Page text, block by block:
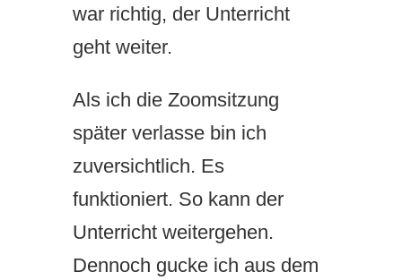
war richtig, der Unterricht
geht weiter.
Als ich die Zoomsitzung
später verlasse bin ich
zuversichtlich. Es
funktioniert. So kann der
Unterricht weitergehen.
Dennoch gucke ich aus dem